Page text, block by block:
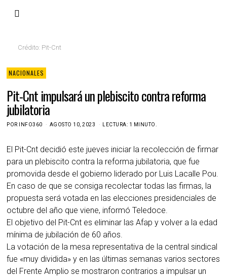
Crédito: Pit-Cnt
NACIONALES
Pit-Cnt impulsará un plebiscito contra reforma
jubilatoria
POR INFO360 AGOSTO 10, 2023 LECTURA: 1 MINUTO.
El Pit-Cnt decidió este jueves iniciar la recolección de firmar
para un plebiscito contra la reforma jubilatoria, que fue
promovida desde el gobierno liderado por Luis Lacalle Pou.
En caso de que se consiga recolectar todas las firmas, la
propuesta será votada en las elecciones presidenciales de
octubre del año que viene, informó Teledoce.
El objetivo del Pit-Cnt es eliminar las Afap y volver a la edad
mínima de jubilación de 60 años.
La votación de la mesa representativa de la central sindical
fue «muy dividida» y en las últimas semanas varios sectores
del Frente Amplio se mostraron contrarios a impulsar un